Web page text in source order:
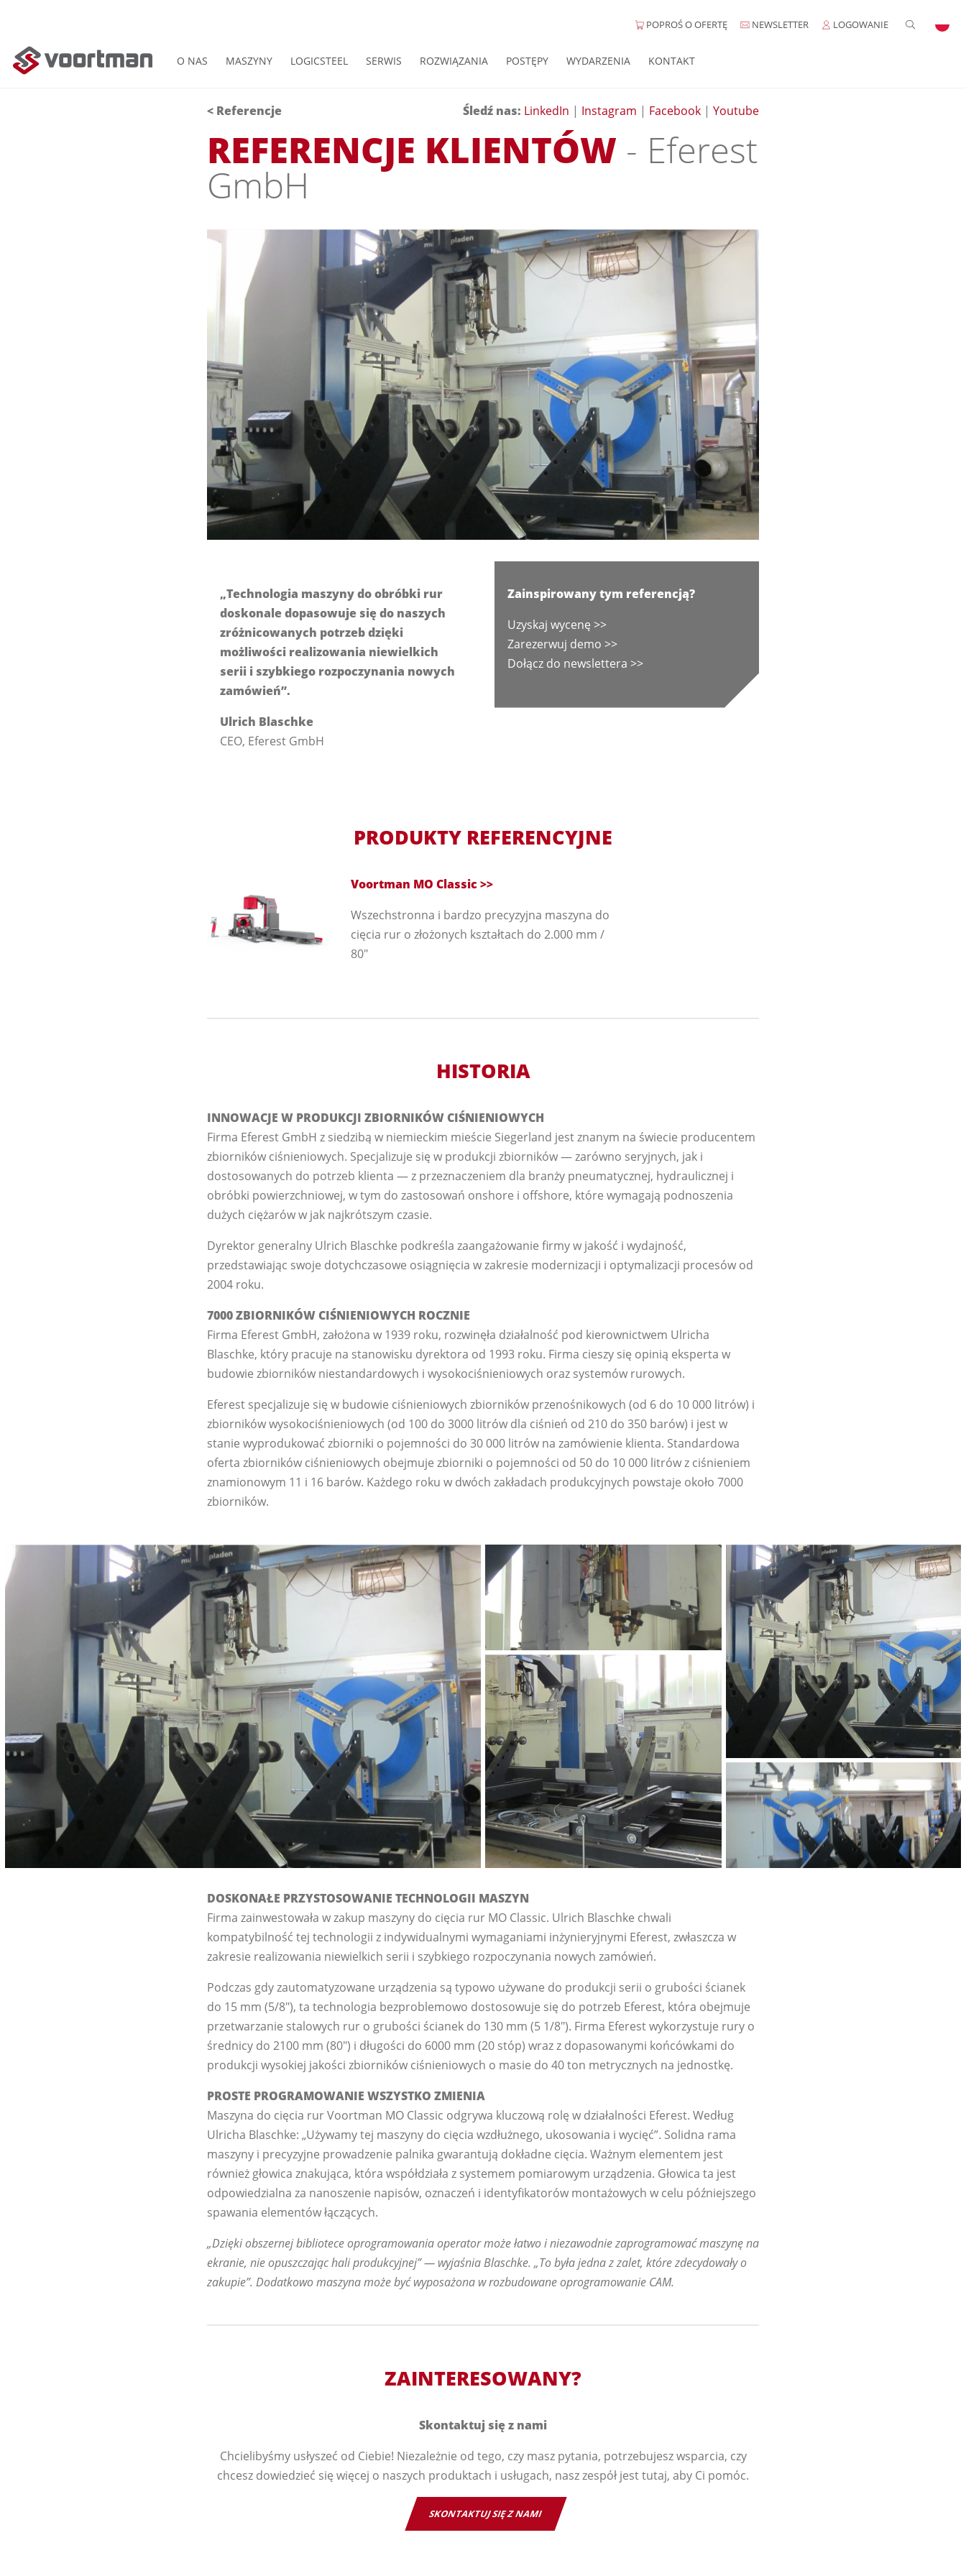
POPROŚ O OFERTĘ NEWSLETTER LOGOWANIE
O NAS MASZYNY LOGICSTEEL SERWIS ROZWIĄZANIA POSTĘPY WYDARZENIA KONTAKT
< Referencje Śledź nas: LinkedIn | Instagram | Facebook | Youtube
REFERENCJE KLIENTÓW - Eferest
GmbH
„Technologia maszyny do obróbki rur
doskonale dopasowuje się do naszych
zróżnicowanych potrzeb dzięki
możliwości realizowania niewielkich
serii i szybkiego rozpoczynania nowych
zamówień”.
Ulrich Blaschke
CEO, Eferest GmbH
Zainspirowany tym referencją?
Uzyskaj wycenę >>
Zarezerwuj demo >>
Dołącz do newslettera >>
PRODUKTY REFERENCYJNE
Voortman MO Classic >>
Wszechstronna i bardzo precyzyjna maszyna do
cięcia rur o złożonych kształtach do 2.000 mm /
80"
HISTORIA
INNOWACJE W PRODUKCJI ZBIORNIKÓW CIŚNIENIOWYCH
Firma Eferest GmbH z siedzibą w niemieckim mieście Siegerland jest znanym na świecie producentem
zbiorników ciśnieniowych. Specjalizuje się w produkcji zbiorników — zarówno seryjnych, jak i
dostosowanych do potrzeb klienta — z przeznaczeniem dla branży pneumatycznej, hydraulicznej i
obróbki powierzchniowej, w tym do zastosowań onshore i offshore, które wymagają podnoszenia
dużych ciężarów w jak najkrótszym czasie.
Dyrektor generalny Ulrich Blaschke podkreśla zaangażowanie firmy w jakość i wydajność,
przedstawiając swoje dotychczasowe osiągnięcia w zakresie modernizacji i optymalizacji procesów od
2004 roku.
7000 ZBIORNIKÓW CIŚNIENIOWYCH ROCZNIE
Firma Eferest GmbH, założona w 1939 roku, rozwinęła działalność pod kierownictwem Ulricha
Blaschke, który pracuje na stanowisku dyrektora od 1993 roku. Firma cieszy się opinią eksperta w
budowie zbiorników niestandardowych i wysokociśnieniowych oraz systemów rurowych.
Eferest specjalizuje się w budowie ciśnieniowych zbiorników przenośnikowych (od 6 do 10 000 litrów) i
zbiorników wysokociśnieniowych (od 100 do 3000 litrów dla ciśnień od 210 do 350 barów) i jest w
stanie wyprodukować zbiorniki o pojemności do 30 000 litrów na zamówienie klienta. Standardowa
oferta zbiorników ciśnieniowych obejmuje zbiorniki o pojemności od 50 do 10 000 litrów z ciśnieniem
znamionowym 11 i 16 barów. Każdego roku w dwóch zakładach produkcyjnych powstaje około 7000
zbiorników.
DOSKONAŁE PRZYSTOSOWANIE TECHNOLOGII MASZYN
Firma zainwestowała w zakup maszyny do cięcia rur MO Classic. Ulrich Blaschke chwali
kompatybilność tej technologii z indywidualnymi wymaganiami inżynieryjnymi Eferest, zwłaszcza w
zakresie realizowania niewielkich serii i szybkiego rozpoczynania nowych zamówień.
Podczas gdy zautomatyzowane urządzenia są typowo używane do produkcji serii o grubości ścianek
do 15 mm (5/8"), ta technologia bezproblemowo dostosowuje się do potrzeb Eferest, która obejmuje
przetwarzanie stalowych rur o grubości ścianek do 130 mm (5 1/8"). Firma Eferest wykorzystuje rury o
średnicy do 2100 mm (80") i długości do 6000 mm (20 stóp) wraz z dopasowanymi końcówkami do
produkcji wysokiej jakości zbiorników ciśnieniowych o masie do 40 ton metrycznych na jednostkę.
PROSTE PROGRAMOWANIE WSZYSTKO ZMIENIA
Maszyna do cięcia rur Voortman MO Classic odgrywa kluczową rolę w działalności Eferest. Według
Ulricha Blaschke: „Używamy tej maszyny do cięcia wzdłużnego, ukosowania i wycięć”. Solidna rama
maszyny i precyzyjne prowadzenie palnika gwarantują dokładne cięcia. Ważnym elementem jest
również głowica znakująca, która współdziała z systemem pomiarowym urządzenia. Głowica ta jest
odpowiedzialna za nanoszenie napisów, oznaczeń i identyfikatorów montażowych w celu późniejszego
spawania elementów łączących.
„Dzięki obszernej bibliotece oprogramowania operator może łatwo i niezawodnie zaprogramować maszynę na
ekranie, nie opuszczając hali produkcyjnej” — wyjaśnia Blaschke. „To była jedna z zalet, które zdecydowały o
zakupie”. Dodatkowo maszyna może być wyposażona w rozbudowane oprogramowanie CAM.
ZAINTERESOWANY?
Skontaktuj się z nami
Chcielibyśmy usłyszeć od Ciebie! Niezależnie od tego, czy masz pytania, potrzebujesz wsparcia, czy
chcesz dowiedzieć się więcej o naszych produktach i usługach, nasz zespół jest tutaj, aby Ci pomóc.
SKONTAKTUJ SIĘ Z NAMI